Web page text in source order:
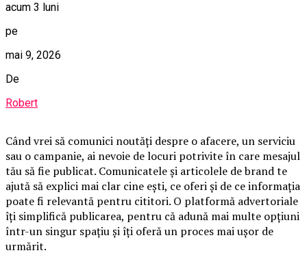
acum 3 luni
pe
mai 9, 2026
De
Robert
Când vrei să comunici noutăți despre o afacere, un serviciu
sau o campanie, ai nevoie de locuri potrivite în care mesajul
tău să fie publicat. Comunicatele și articolele de brand te
ajută să explici mai clar cine ești, ce oferi și de ce informația
poate fi relevantă pentru cititori. O platformă advertoriale
îți simplifică publicarea, pentru că adună mai multe opțiuni
într-un singur spațiu și îți oferă un proces mai ușor de
urmărit.